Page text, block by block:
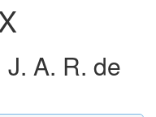
A. R. de